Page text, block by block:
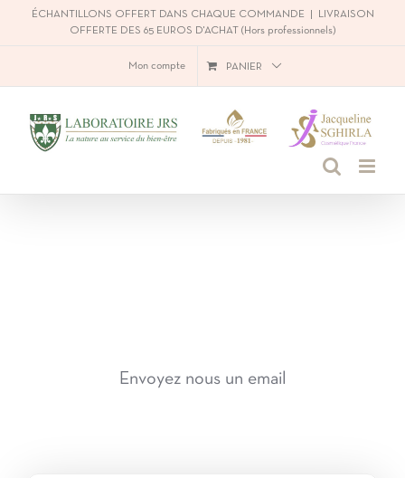
Passer
au
ÉCHANTILLONS OFFERT DANS CHAQUE COMMANDE
LIVRAISON
OFFERTE DES 65 EUROS D'ACHAT (Hors professionnels)
Mon compte PANIER
Envoyez nous un email